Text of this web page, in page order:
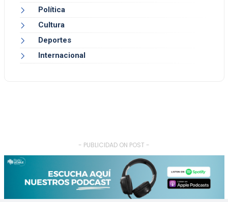
Política
Cultura
Deportes
Internacional
- PUBLICIDAD ON POST -